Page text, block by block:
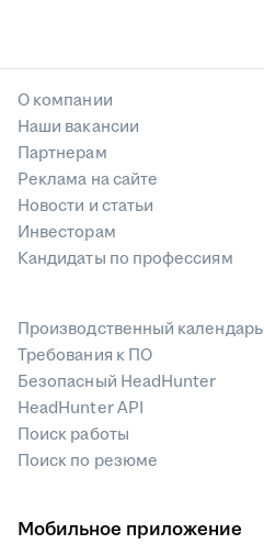
О компании
Наши вакансии
Партнерам
Реклама на сайте
Новости и статьи
Инвесторам
Кандидаты по профессиям
Производственный календарь
Требования к ПО
Безопасный HeadHunter
HeadHunter API
Поиск работы
Поиск по резюме
Мобильное приложение